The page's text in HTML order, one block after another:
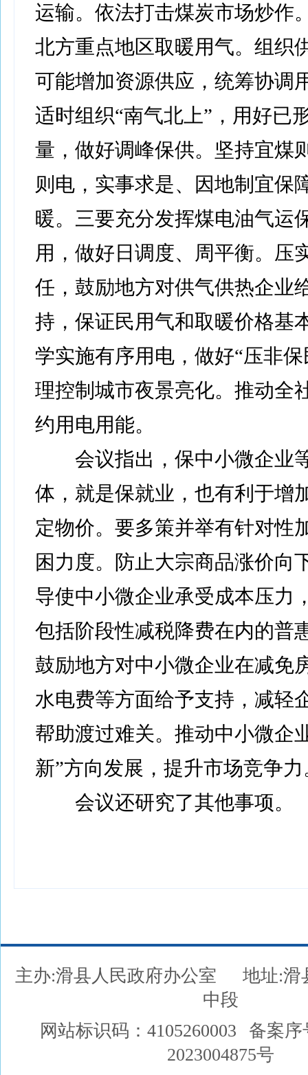
运输。依法打击煤炭市场炒作
北方重点地区取暖用气。组织
可能增加资源供应，统筹协调
适时组织“南气北上”，用好已
量，做好调峰保供。坚持宜煤
则电，实事求是、因地制宜保
暖。三要充分发挥煤电油气运
用，做好日调度、周平衡。压
任，鼓励地方对供气供热企业
持，保证民用气和取暖价格基
学实施有序用电，做好“压非
理控制城市夜景亮化。推动全
约用电用能。
会议指出，保中小微企业
体，就是保就业，也有利于增
定物价。要多策并举有针对性
困力度。防止大宗商品涨价向
导使中小微企业承受成本压力
包括阶段性减税降费在内的普
鼓励地方对中小微企业在减免
水电费等方面给予支持，减轻
帮助渡过难关。推动中小微企
新”方向发展，提升市场竞争力
会议还研究了其他事项。
主办:滑县人民政府办公室
地址:滑
中段
网站标识码：4105260003
备案序
2023004875号